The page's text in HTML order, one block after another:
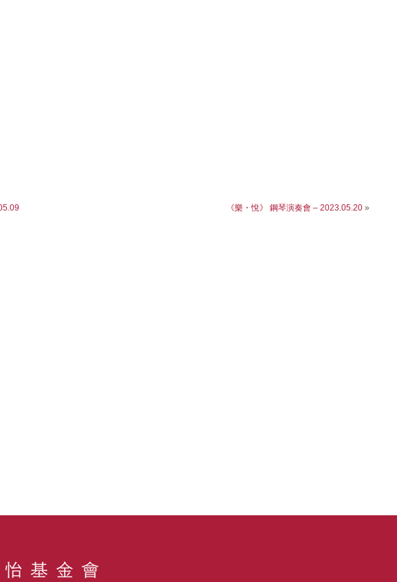
《樂・悅》 鋼琴演奏會 – 2023.05.20»